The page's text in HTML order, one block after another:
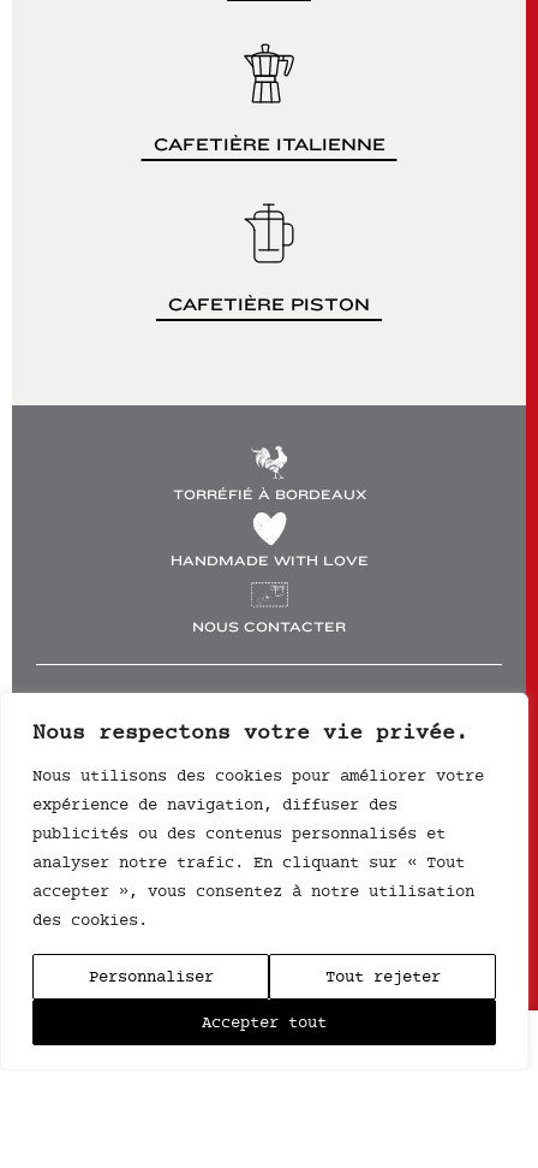
Nous respectons votre vie privée.
Nous utilisons des cookies pour améliorer votre
expérience de navigation, diffuser des
publicités ou des contenus personnalisés et
analyser notre trafic. En cliquant sur « Tout
accepter », vous consentez à notre utilisation
des cookies.
Personnaliser Tout rejeter
Accepter tout
CAFETIÈRE ITALIENNE
CAFETIÈRE PISTON
TORRÉFIÉ À BORDEAUX
HANDMADE WITH LOVE
NOUS CONTACTER
CONDITIONS GÉNÉRALES DE VENTE
© 2020 — L'ALCHIMISTE
LE CAFÉ
ÉCOLE
BOUTIQUE
PROS